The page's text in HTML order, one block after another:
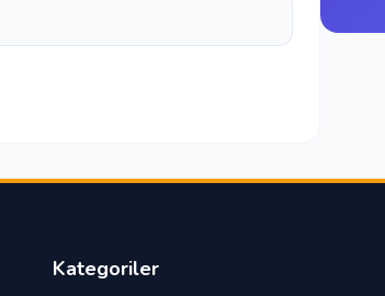
Kategoriler